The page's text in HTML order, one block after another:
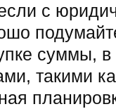
с
суммы,
такими